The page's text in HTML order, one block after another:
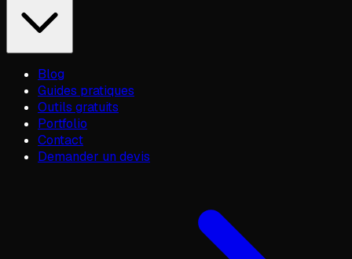
Blog
Guides pratiques
Outils gratuits
Portfolio
Contact
Demander un devis